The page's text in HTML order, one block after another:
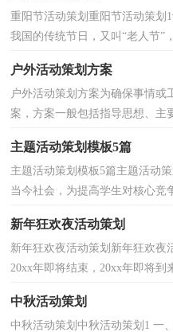
重阳节活动策划重阳节活动策划
我国的传统节日，又叫“老人节”
户外活动策划方案
户外活动策划方案为确保事情
案，方案一般包括指导思想、主
主题活动策划模板5篇
主题活动策划模板5篇主题活动
当今社会，为提高学生对核心竞
新年狂欢夜活动策划
新年狂欢夜活动策划新年狂欢夜
20xx年即将结束，20xx年即将到
中秋活动策划
中秋活动策划中秋活动策划1 一